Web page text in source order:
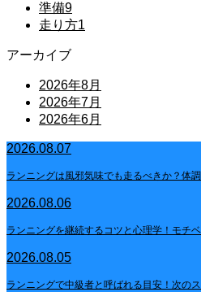
準備9
走り方1
アーカイブ
2026年8月
2026年7月
2026年6月
2026.08.07
ランニングは風邪気味でも走るべきか？体
2026.08.06
ランニングを継続するコツと心理学！モチ
2026.08.05
ランニングで中級者と呼ばれる目安！次の